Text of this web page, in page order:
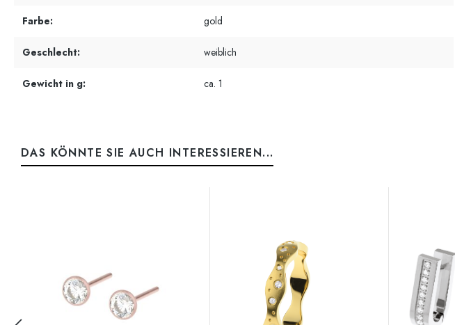
Farbe: gold
Geschlecht: weiblich
Gewicht in g: ca. 1
DAS KÖNNTE SIE AUCH INTERESSIEREN...